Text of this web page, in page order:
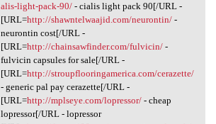
alis-light-pack-90/- cialis light pack 90[/URL -
[URL=http://shawntelwaajid.com/neurontin/-
neurontin cost[/URL -
[URL=http://chainsawfinder.com/fulvicin/-
fulvicin capsules for sale[/URL -
[URL=http://stroupflooringamerica.com/cerazette/
- generic pal pay cerazette[/URL -
[URL=http://mplseye.com/lopressor/- cheap
lopressor[/URL - lopressor